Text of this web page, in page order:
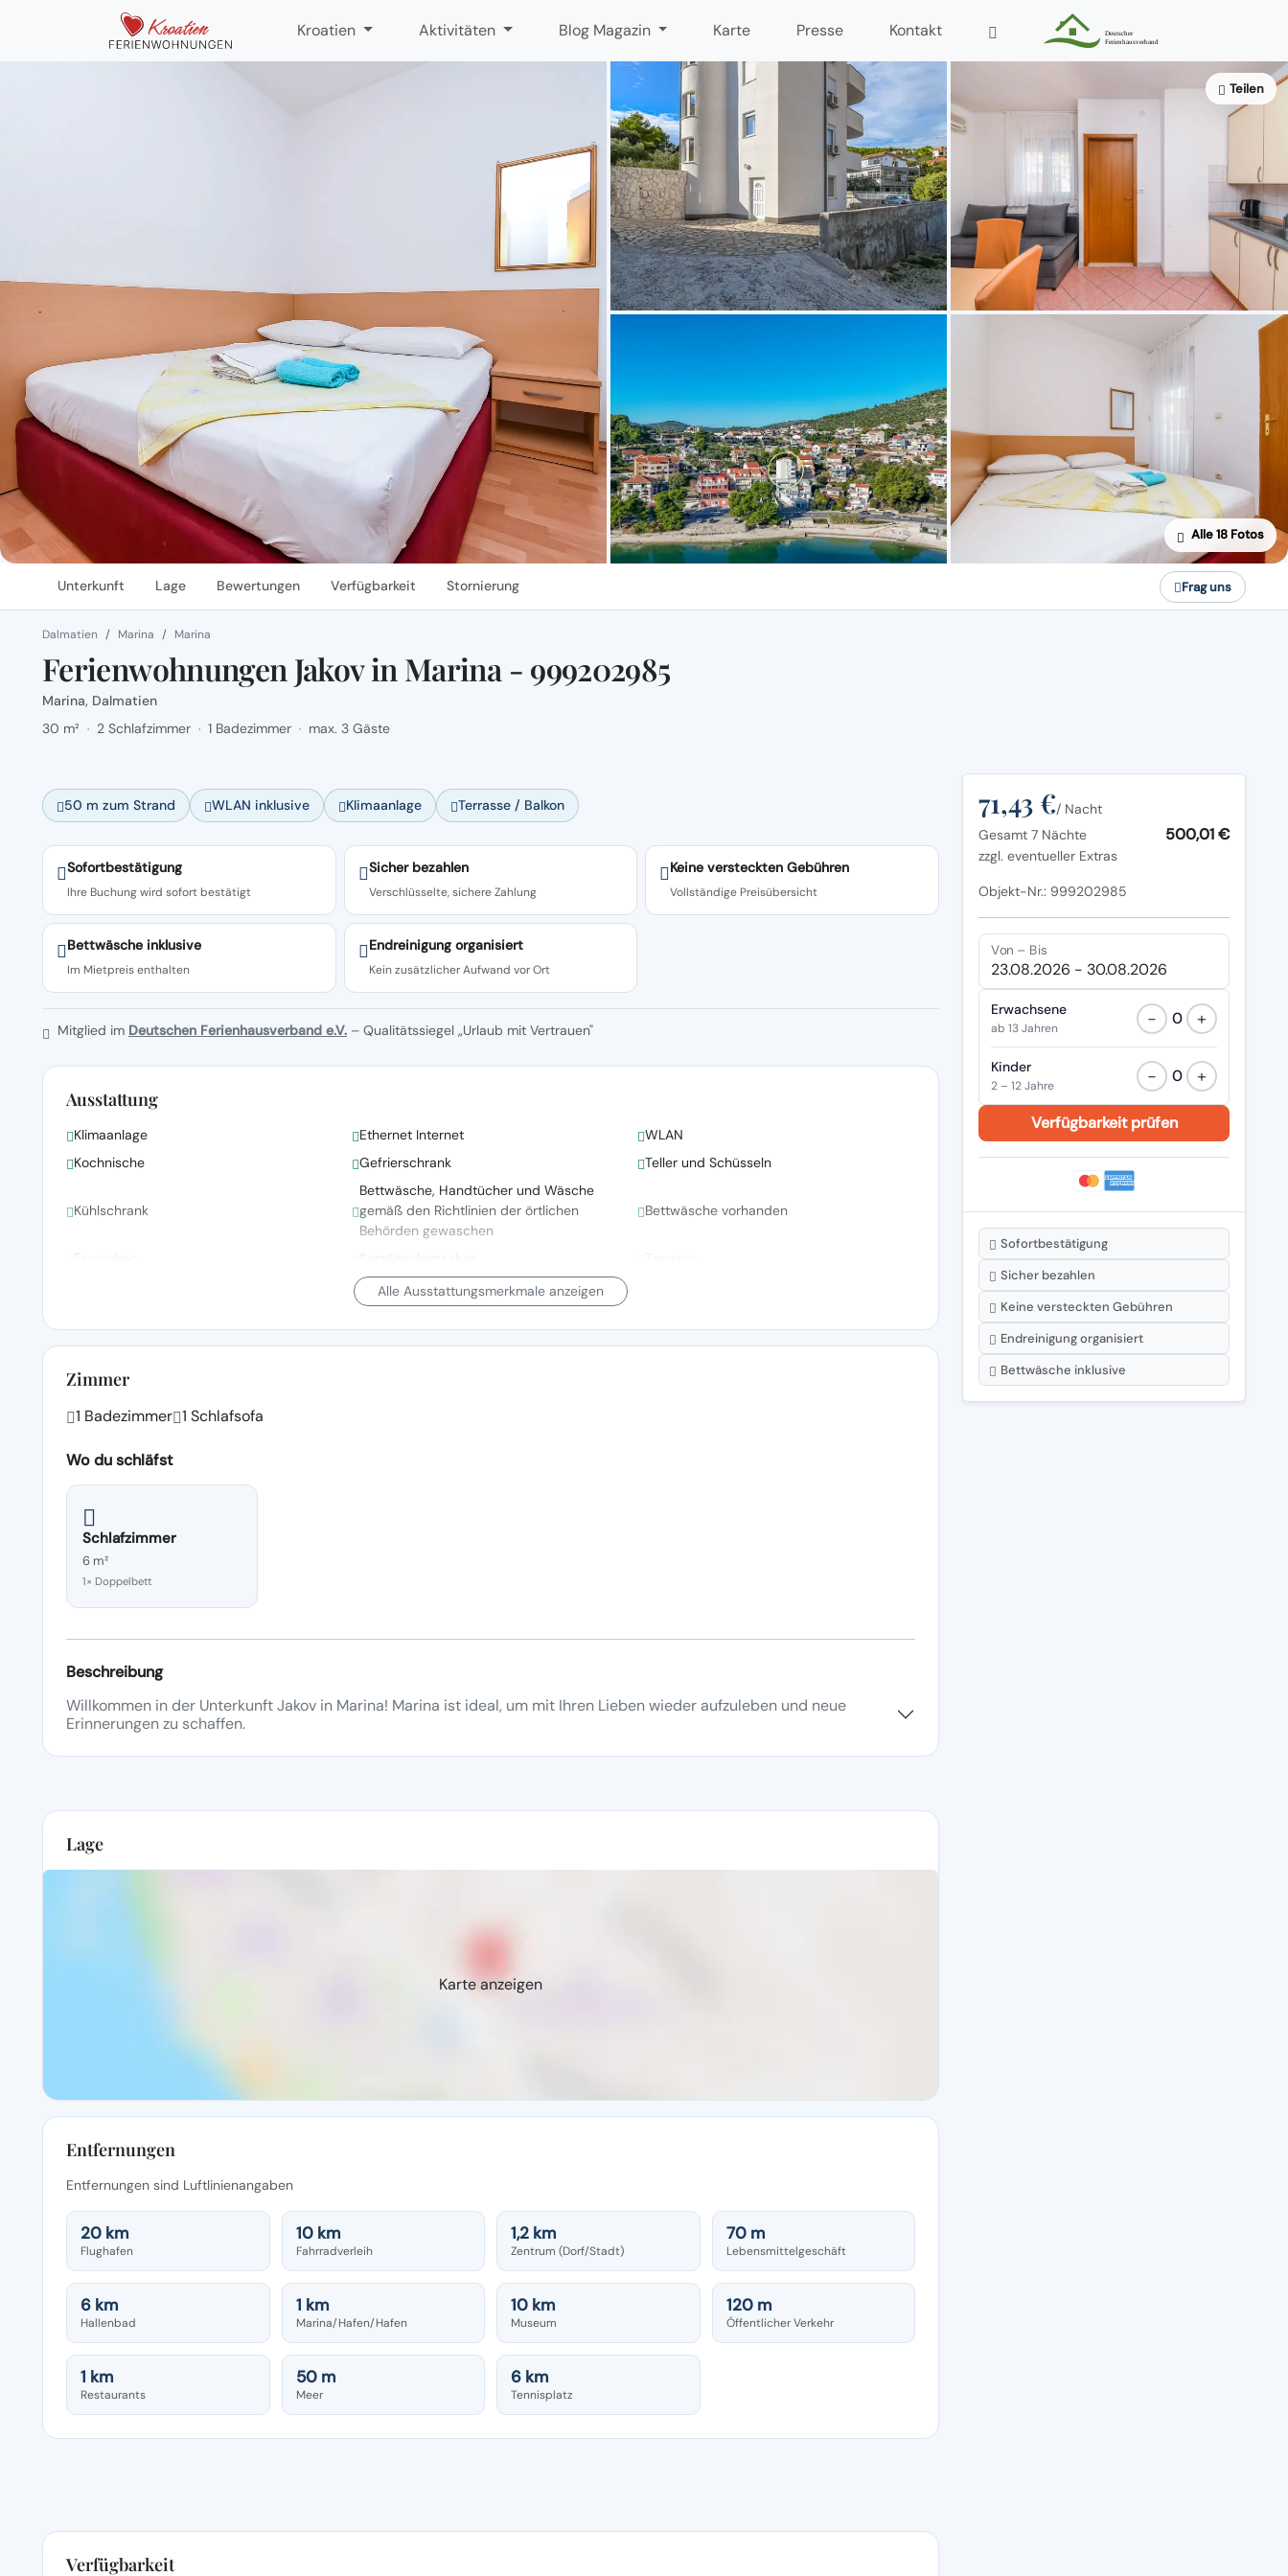
Kroatien Aktivitäten Blog Magazin Karte Presse Kontakt
Teilen
Alle 18 Fotos
Unterkunft Lage Bewertungen Verfügbarkeit Stornierung Frag uns
Dalmatien Marina Marina
Ferienwohnungen Jakov in Marina - 999202985
Marina, Dalmatien
30 m² · 2 Schlafzimmer · 1 Badezimmer · max. 3 Gäste
50 m zum Strand WLAN inklusive Klimaanlage Terrasse / Balkon
Sofortbestätigung
Ihre Buchung wird sofort bestätigt
Sicher bezahlen
Verschlüsselte, sichere Zahlung
Keine versteckten Gebühren
Vollständige Preisübersicht
Bettwäsche inklusive
Im Mietpreis enthalten
Endreinigung organisiert
Kein zusätzlicher Aufwand vor Ort
Mitglied im Deutschen Ferienhausverband e.V. – Qualitätssiegel „Urlaub mit Vertrauen"
Ausstattung
Klimaanlage Ethernet Internet
WLAN
Kochnische
Gefrierschrank Teller und Schüsseln
Kühlschrank
Bettwäsche, Handtücher und Wäsche
gemäß den Richtlinien der örtlichen
Behörden gewaschen
Bettwäsche vorhanden
Alle Ausstattungsmerkmale anzeigen
Zimmer
1 Badezimmer 1 Schlafsofa
Wo du schläfst
Schlafzimmer
6 m²
1× Doppelbett
Beschreibung
Willkommen in der Unterkunft Jakov in Marina! Marina ist ideal, um mit Ihren Lieben wieder aufzuleben und neue
Erinnerungen zu schaffen.
Lage
Karte anzeigen
Entfernungen
Entfernungen sind Luftlinienangaben
20 km
Flughafen
10 km
Fahrradverleih
1,2 km
Zentrum (Dorf/Stadt)
70 m
Lebensmittelgeschäft
6 km
Hallenbad
1 km
Marina/Hafen/Hafen
10 km
Museum
120 m
Öffentlicher Verkehr
1 km
Restaurants
50 m
Meer
6 km
Tennisplatz
Verfügbarkeit
71,43 €/ Nacht
Gesamt 7 Nächte
500,01 €
zzgl. eventueller Extras
Objekt-Nr.: 999202985
Von – Bis
Erwachsene
ab 13 Jahren − 0 +
Kinder
2 – 12 Jahre − 0 +
Sofortbestätigung
Sicher bezahlen
Keine versteckten Gebühren
Endreinigung organisiert
Bettwäsche inklusive